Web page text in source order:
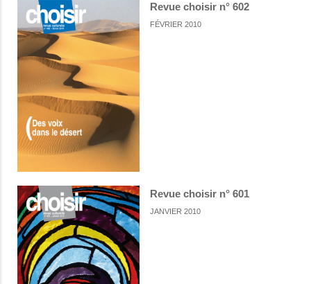
Revue choisir n° 602
FÉVRIER 2010
Revue choisir n° 601
JANVIER 2010